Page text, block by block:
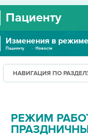
О ЦЕНТРЕ
УСЛУГИ И ЦЕНЫ
ПАЦИЕНТУ
ПРАВОВАЯ
Пациенту
Изменения в
Пациенту Новости
НАВИГАЦИЯ ПО
РЕЖИМ